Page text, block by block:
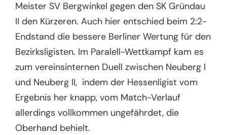
Meister SV Bergwinkel gegen den SK Gründau
II den Kürzeren. Auch hier entschied beim 2:2-
Endstand die bessere Berliner Wertung für den
Bezirksligisten. Im Paralell-Wettkampf kam es
zum vereinsinternen Duell zwischen Neuberg I
und Neuberg II, indem der Hessenligist vom
Ergebnis her knapp, vom Match-Verlauf
allerdings vollkommen ungefährdet, die
Oberhand behielt.